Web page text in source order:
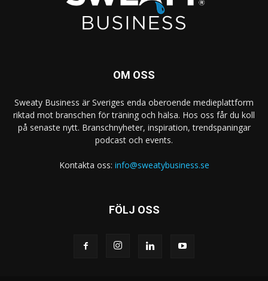
OM OSS
Sweaty Business är Sveriges enda oberoende medieplattform
riktad mot branschen för träning och hälsa. Hos oss får du koll
på senaste nytt. Branschnyheter, inspiration, trendspaningar
podcast och events.
Kontakta oss: info@sweatybusiness.se
FÖLJ OSS